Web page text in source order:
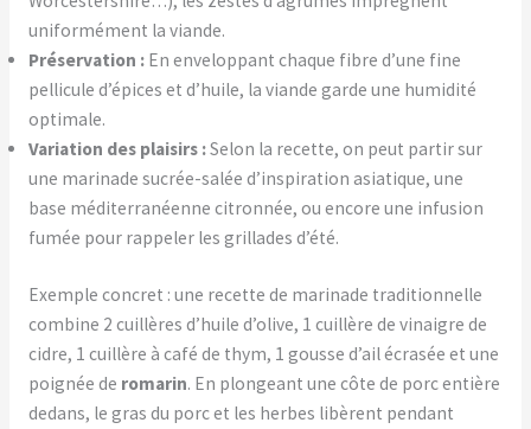
uniformément la viande.
Préservation :En enveloppant chaque fibre d’une fine
pellicule d’épices et d’huile, la viande garde une humidité
optimale.
Variation des plaisirs :Selon la recette, on peut partir sur
une marinade sucrée-salée d’inspiration asiatique, une
base méditerranéenne citronnée, ou encore une infusion
fumée pour rappeler les grillades d’été.
Exemple concret : une recette de marinade traditionnelle
combine 2 cuillères d’huile d’olive, 1 cuillère de vinaigre de
cidre, 1 cuillère à café de thym, 1 gousse d’ail écrasée et une
poignée de romarin. En plongeant une côte de porc entière
dedans, le gras du porc et les herbes libèrent pendant